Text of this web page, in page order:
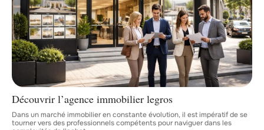
Découvrir l’agence immobilier legros
Dans un marché immobilier en constante évolution, il est impératif de se
tourner vers des professionnels compétents pour naviguer dans les